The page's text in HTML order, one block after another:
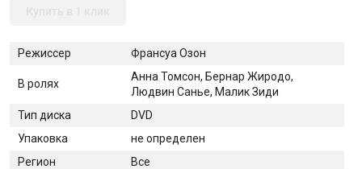
Режиссер Франсуа Озон
В ролях
Анна Томсон, Бернар Жиродо,
Людвин Санье, Малик Зиди
Тип диска
DVD
Упаковка
не определен
Регион
Все